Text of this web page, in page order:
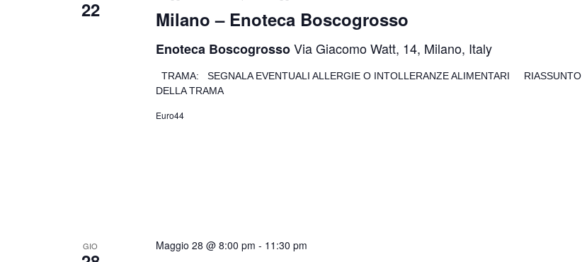
22 Milano – Enoteca Boscogrosso
Enoteca BoscogrossoVia Giacomo Watt, 14, Milano, Italy
TRAMA: SEGNALA EVENTUALI ALLERGIE O INTOLLERANZE ALIMENTARI RIASSUNTO
DELLA TRAMA
Euro44
GIO Maggio 28 @ 8:00 pm - 11:30 pm